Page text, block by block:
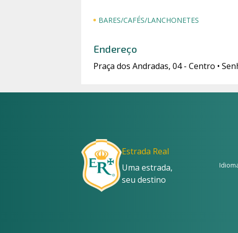
BARES/CAFÉS/LANCHONETES
Endereço
Praça dos Andradas, 04 - Centro •
Estrada Real
Uma estrada,
seu destino